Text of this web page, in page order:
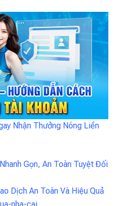
Nhận Thưởng Nóng Liền
Gọn, An Toàn Tuyệt Đối
Dịch An Toàn Và Hiệu Quả